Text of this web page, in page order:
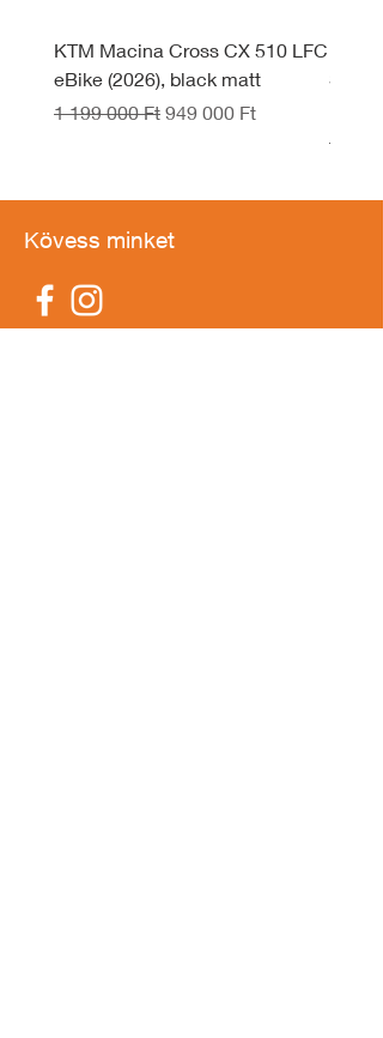
KTM Macina Cross CX 510 LFC
eBike (2026), black matt
Szokásos ár
1 199 000 Ft Akciós ár
949 000 Ft
1 599
Kövess minket